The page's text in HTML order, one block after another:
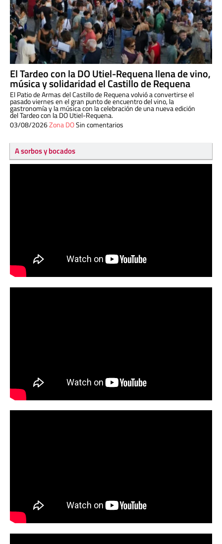
El Tardeo con la DO Utiel-Requena llena de vino,
música y solidaridad el Castillo de Requena
El Patio de Armas del Castillo de Requena volvió a convertirse el
pasado viernes en el gran punto de encuentro del vino, la
gastronomía y la música con la celebración de una nueva edición
del Tardeo con la DO Utiel-Requena.
03/08/2026Zona DOSin comentarios
A sorbos y bocados